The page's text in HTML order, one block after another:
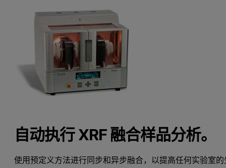
自动执行 XRF 融合样品分析。
使用预定义方法进行同步和异步融合，以提高任何实验室的